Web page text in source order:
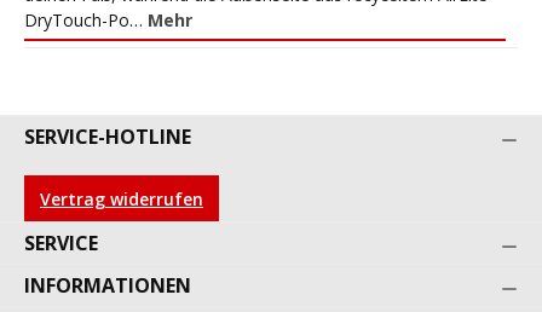
DryTouch-Po… Mehr
SERVICE-HOTLINE
Vertrag widerrufen
SERVICE
INFORMATIONEN